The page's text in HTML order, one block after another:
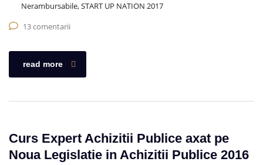
Nerambursabile, START UP NATION 2017
13 comentarii
read more
Curs Expert Achizitii Publice axat pe
Noua Legislatie in Achizitii Publice 2016